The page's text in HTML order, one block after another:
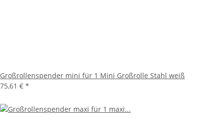
Großrollenspender mini für 1 Mini Großrolle Stahl weiß
75,61 € *